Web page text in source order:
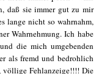
daß sie immer gut zu mir
lange nicht so wahrnahm,
Wahrnehmung. Ich habe
die mich umgebenden
als fremd und bedrohlich
völlige Fehlanzeige!!!! Die